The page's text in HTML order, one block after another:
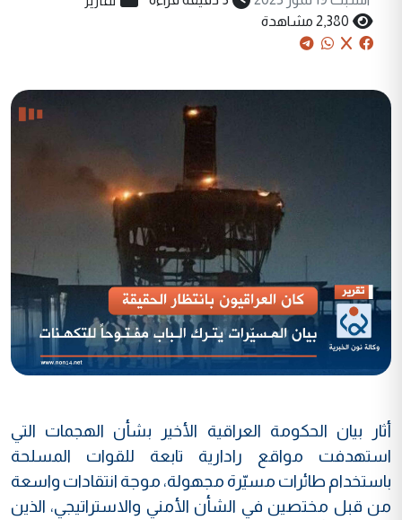
2,380 مشاهدة
أثار بيان الحكومة العراقية الأخير بشأن الهجمات التي
استهدفت مواقع رادارية تابعة للقوات المسلحة
باستخدام طائرات مسيّرة مجهولة، موجة انتقادات واسعة
من قبل مختصين في الشأن الأمني والاستراتيجي، الذين